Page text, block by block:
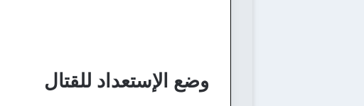
وضع الإستعداد للقتال